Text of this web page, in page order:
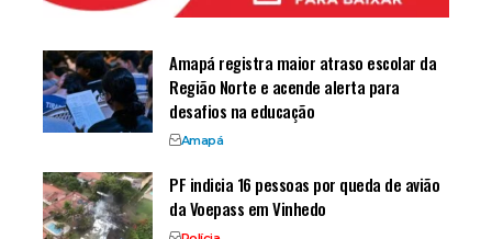
Amapá registra maior atraso escolar da
Região Norte e acende alerta para
desafios na educação
Amapá
PF indicia 16 pessoas por queda de avião
da Voepass em Vinhedo